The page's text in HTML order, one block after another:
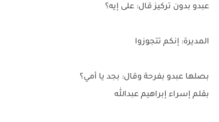
عبدو بدون تركيز قال: على إيه؟
المديرة: إنكم تتجوزوا
بصلها عبدو بفرحة وقال: بجد يا أمي؟
بقلم إسراء إبراهيم عبدالله